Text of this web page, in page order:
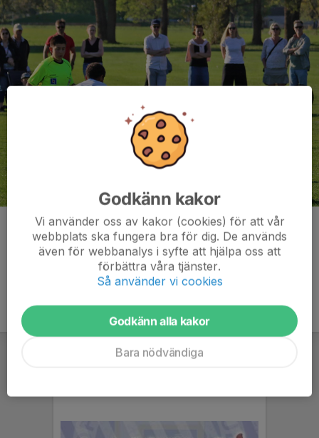
Kommentarer
Godkänn kakor
Vi använder oss av kakor (cookies) för att vår
webbplats ska fungera bra för dig. De används
även för webbanalys i syfte att hjälpa oss att
förbättra våra tjänster.
Så använder vi cookies
Godkänn alla kakor
Bara nödvändiga